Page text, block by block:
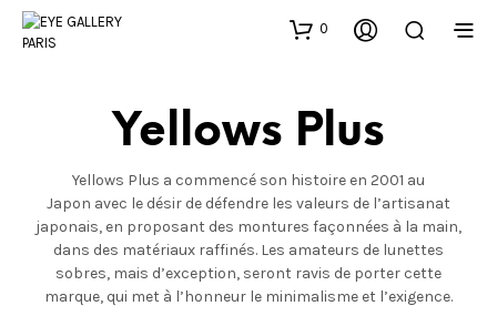
0
Yellows Plus
Yellows Plus a commencé son histoire en 2001 au
Japon avec le désir de défendre les valeurs de l’artisanat
japonais, en proposant des montures façonnées à la main,
dans des matériaux raffinés. Les amateurs de lunettes
sobres, mais d’exception, seront ravis de porter cette
marque, qui met à l’honneur le minimalisme et l’exigence.